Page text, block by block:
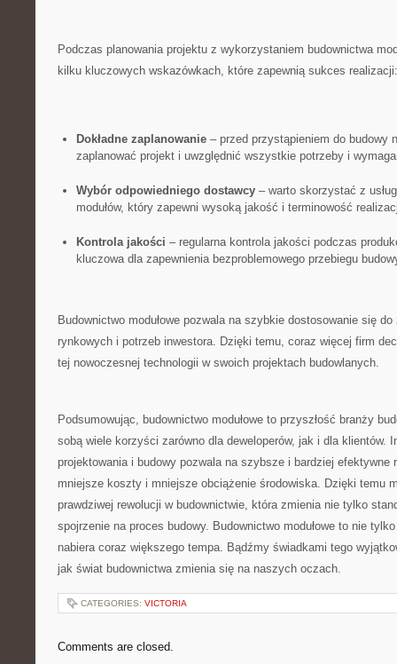
Podczas planowania‍ projektu ⁣z wykorzystaniem ‍budownictwa
kilku kluczowych wskazówkach, które zapewnią sukces realizacji:
Dokładne zaplanowanie– przed przystąpieniem do budowy
zaplanować projekt i uwzględnić wszystkie⁢ potrzeby i
Wybór odpowiedniego dostawcy– warto skorzystać z
modułów, który‍ zapewni wysoką jakość ‍i terminowość
Kontrola⁣ jakości – regularna kontrola jakości​ podczas
kluczowa dla zapewnienia bezproblemowego⁤ przebiegu
Budownictwo ⁢modułowe pozwala na szybkie dostosowanie się
⁣rynkowych i ⁣potrzeb inwestora. Dzięki temu,⁢ coraz⁣ więcej firm
tej nowoczesnej​ technologii w swoich​ projektach budowlanych.
Podsumowując, budownictwo modułowe to przyszłość branży
sobą wiele⁣ korzyści zarówno dla deweloperów, ‌jak i dla klientów.⁤
projektowania i budowy pozwala na szybsze i bardziej efektywne
mniejsze koszty i mniejsze obciążenie‌ środowiska. Dzięki temu
prawdziwej⁤ rewolucji w budownictwie, która zmienia⁤ nie tylko
spojrzenie na ‍proces budowy.​ Budownictwo ‌modułowe to nie
nabiera coraz większego tempa. Bądźmy świadkami⁤ tego
jak świat budownictwa ​zmienia ⁣się ⁢na naszych ⁤oczach.
CATEGORIES: VICTORIA
Comments are closed.